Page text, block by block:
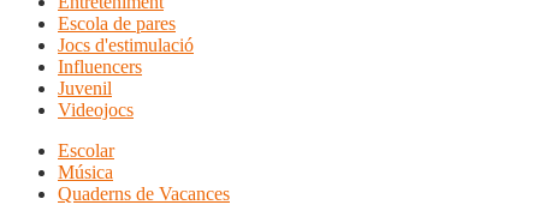
Escola de pares
Jocs d'estimulació
Influencers
Juvenil
Videojocs
Escolar
Música
Quaderns de Vacances